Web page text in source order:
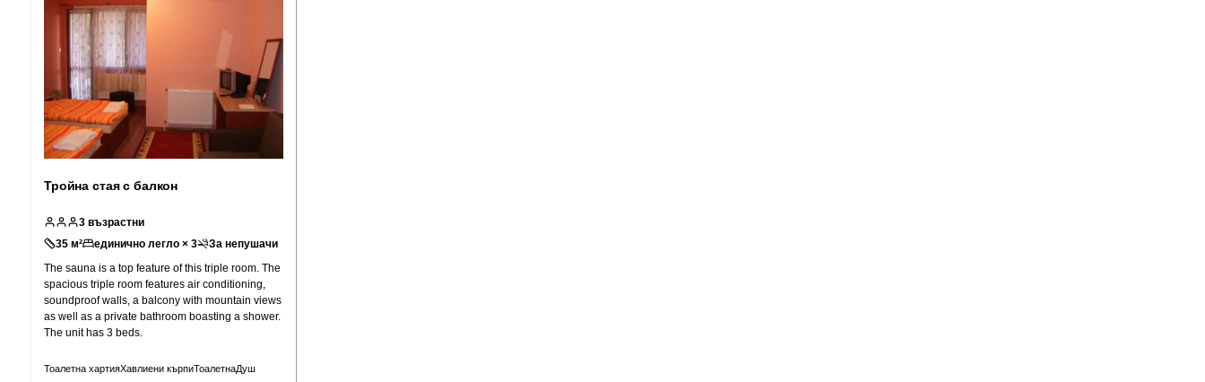
Тройна стая с балкон
3 възрастни
35 м² единично легло × 3 За непушачи
The sauna is a top feature of this triple room. The
spacious triple room features air conditioning,
soundproof walls, a balcony with mountain views
as well as a private bathroom boasting a shower.
The unit has 3 beds.
Тоалетна хартияХавлиени кърпиТоалетнаДуш